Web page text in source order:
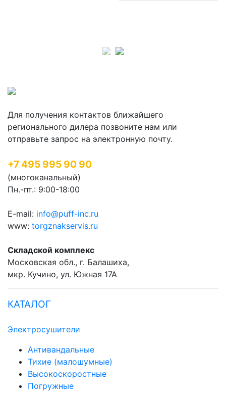
Для получения контактов ближайшего
регионального дилера позвоните нам или
отправьте запрос на электронную почту.
+7 495 995 90 90
(многоканальный)
Пн.-пт.: 9:00-18:00
E-mail: info@puff-inc.ru
www: torgznakservis.ru
Складской комплекс
Московская обл., г. Балашиха,
мкр. Кучино, ул. Южная 17А
КАТАЛОГ
Электросушители
Антивандальные
Тихие (малошумные)
Высокоскоростные
Погружные